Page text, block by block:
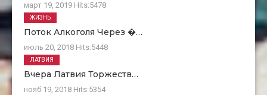
март 19, 2019 Hits:5478
Поток Алкоголя Через �…
июль 20, 2018 Hits:5448
ЖИЗНЬ
Вчера Латвия Торжеств…
нояб 19, 2018 Hits:5354
ЛАТВИЯ